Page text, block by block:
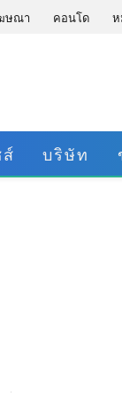
ษณา คอนโด
บริษัท